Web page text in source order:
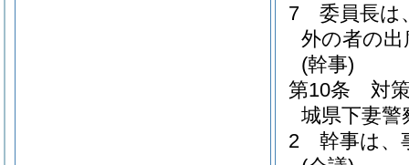
7
委員長は
外の者の
(幹事)
第10条
対
城県下妻
2
幹事は、